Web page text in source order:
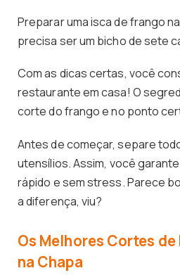
Preparar uma isca de frango
precisa ser um bicho de sete
Com as dicas certas, você
restaurante em casa! O
corte do frango e no ponto
Antes de começar, separe
utensílios. Assim, você
rápido e sem stress. Parece
a diferença, viu?
Os Melhores Cortes
na Chapa